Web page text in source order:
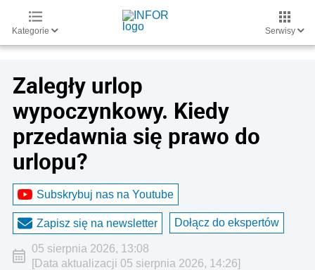
Kategorie Serwisy
Zaległy urlop
wypoczynkowy. Kiedy
przedawnia się prawo do
urlopu?
Subskrybuj nas na Youtube
Zapisz się na newsletter Dołącz do ekspertów
05 sierpnia 2026, 13:08
[Data aktualizacji 05 sierpnia 2026, 14:26]